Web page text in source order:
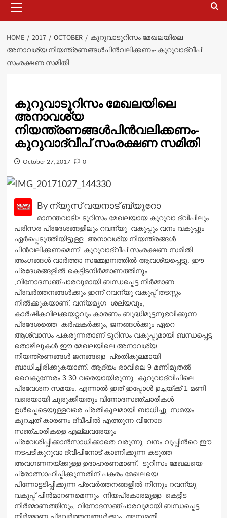
Menu
HOME 2017 OCTOBER
കുറുവാടൂറിസം മേഖലയിലെ
അനാവശ്യ നിയന്ത്രണങ്ങള്‍പിന്‍വലിക്കണം- കുറുവാദ്വീപ്‌
സംരക്ഷണ സമിതി
കുറുവാടൂറിസം മേഖലയിലെ
അനാവശ്യ
നിയന്ത്രണങ്ങള്‍പിന്‍വലിക്കണം-
കുറുവാദ്വീപ്‌ സംരക്ഷണ സമിതി
October 27, 2017 0
By ന്യൂസ് വയനാട് ബ്യൂറോ
മാനന്തവാടി> ടൂറിസം മേഖലയായ കുറുവാ ദ്വീപിലും
പരിസര പ്രദേശങ്ങളിലും റവന്യു വകുപ്പും വനം വകുപ്പും
ഏര്‍പ്പെടുത്തിയിട്ടുള്ള അനാവശ്യ നിയന്ത്രങ്ങള്‍
പിന്‍വലിക്കണമെന്ന് കുറുവാദ്വീപ്‌ സംരക്ഷണ സമിതി
അംഗങ്ങള്‍ വാര്‍ത്താ സമ്മേളനത്തില്‍ ആവശ്യപ്പെട്ടു. ഈ
പ്രദേശങ്ങളില്‍ കെട്ടിടനിര്‍മ്മാണത്തിനും
,വിനോദസഞ്ചാരവുമായി ബന്ധപ്പെട്ട നിര്‍മ്മാണ
പ്രവര്‍ത്തനങ്ങള്‍ക്കും ഇന്ന് റവന്യു വകുപ്പ് തടസ്സം
നില്‍ക്കുകയാണ്. വന്യമൃഗ ശല്യവും,
കാര്‍ഷികവിലക്കയറ്റവും കാരണം ബുദ്ധിമുട്ടനുഭവിക്കുന്ന
പ്രദേശത്തെ കര്‍ഷകര്‍ക്കും, ജനങ്ങള്‍ക്കും ഏറെ
ആശ്വാസം പകരുന്നതാണ് ടൂറിസം വകുപ്പുമായി ബന്ധപ്പെട്ട
തൊഴിലുകള്‍.ഈ മേഖലയിലെ അനാവശ്യ
നിയന്ത്രണങ്ങള്‍ ജനങ്ങളെ പ്രതികൂലമായി
ബാധിച്ചിരിക്കുകയാണ്. ആദ്യം രാവിലെ 9 മണിമുതല്‍
വൈകുന്നേരം 3.30 വരെയായിരുന്നു കുറുവാദ്വീപിലെ
പ്രവേശന സമയം. എന്നാല്‍ ഇത് ഇപ്പോള്‍ ഉച്ചയ്ക്ക് 1 മണി
വരെയായി ചുരുക്കിയതും വിനോദസഞ്ചാരികള്‍
ഉള്‍പ്പെടെയുള്ളവരെ പ്രതികൂലമായി ബാധിച്ചു. സമയം
കുറച്ചത് കാരണം ദ്വീപില്‍ എത്തുന്ന വിനോദ
സഞ്ചാരികളെ എല്ലവരേയും
പ്രവേശിപ്പിക്കാന്‍സാധിക്കാതെ വരുന്നു. വനം വുപ്പിന്‍റെ ഈ
നടപടികുറുവാ ദ്വീപിനോട് കാണിക്കുന്ന കടുത്ത
അവഗണനയ്ക്കുള്ള ഉദാഹരണമാണ്. ടൂറിസം മേഖലയെ
പ്രോത്സാഹിപ്പിക്കുന്നതിന് പകരം മേഖലയെ
പിന്നോട്ടടിപ്പിക്കുന്ന പ്രവര്‍ത്തനങ്ങളില്‍ നിന്നും റവന്യു
വകുപ്പ് പിന്‍മാറണമെന്നും നിയപ്രകാരമുള്ള കെട്ടിട
നിര്‍മ്മാണത്തിനും, വിനോദസഞ്ചാരവുമായി ബന്ധപ്പെട്ട